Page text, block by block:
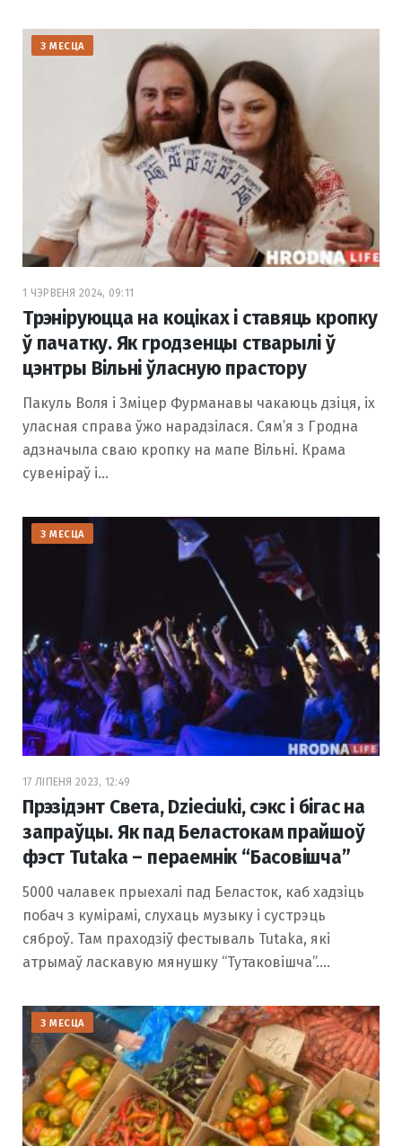
З МЕСЦА
1 ЧЭРВЕНЯ 2024, 09:11
Трэніруюцца на коціках і ставяць кропку
ў пачатку. Як гродзенцы стварылі ў
цэнтры Вільні ўласную прастору
Пакуль Воля і Зміцер Фурманавы чакаюць дзіця, іх
уласная справа ўжо нарадзілася. Сям’я з Гродна
адзначыла сваю кропку на мапе Вільні. Крама
сувеніраў і…
З МЕСЦА
17 ЛІПЕНЯ 2023, 12:49
Прэзідэнт Света, Dzieciuki, сэкс і бігас на
запраўцы. Як пад Беластокам прайшоў
фэст Tutaka – пераемнік “Басовішча”
5000 чалавек прыехалі пад Беласток, каб хадзіць
побач з кумірамі, слухаць музыку і сустрэць
сяброў. Там праходзіў фестываль Tutaka, які
атрымаў ласкавую мянушку “Тутаковішча”.…
З МЕСЦА